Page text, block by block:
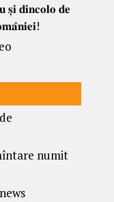
𝐬̦𝐢 𝐝𝐢𝐧𝐜𝐨𝐥𝐨 𝐝𝐞
numit